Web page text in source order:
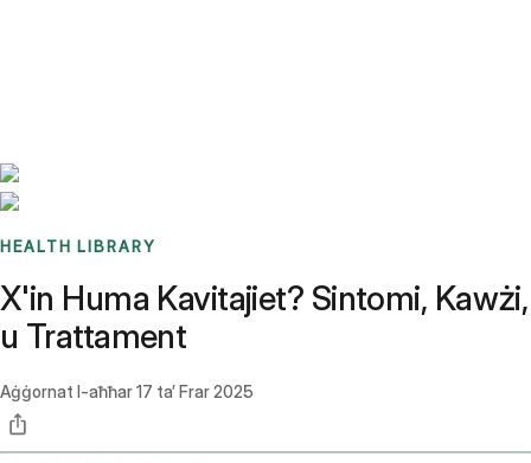
HEALTH LIBRARY
X'in Huma Kavitajiet? Sintomi, Kawżi,
u Trattament
Aġġornat l-aħħar17 ta’ Frar 2025